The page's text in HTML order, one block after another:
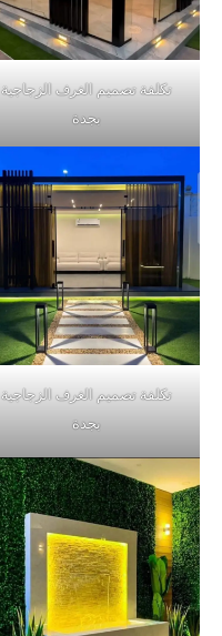
تكلفة تصميم الغرف الزجاجية
بجدة
تكلفة تصميم الغرف الزجاجية
بجدة